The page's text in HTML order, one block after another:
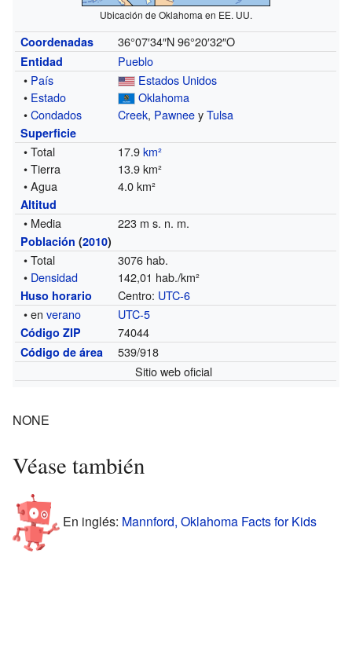
Ubicación de Oklahoma en EE. UU.
Coordenadas 36°07′34″N 96°20′32″O
Entidad
Pueblo
• País
Estados Unidos
• Estado
Oklahoma
•Condados Creek, PawneeyTulsa
Superficie
• Total 17.9km²
• Tierra
13.9 km²
• Agua
4.0 km²
Altitud
• Media 223 m s. n. m.
Población (2010)
• Total
3076 hab.
• Densidad 142,01 hab./km²
Huso horario Centro: UTC-6
• enverano UTC-5
Código ZIP 74044
Código de área
539/918
Sitio web oficial
NONE
Véase también
En inglés: Mannford, Oklahoma Facts for Kids